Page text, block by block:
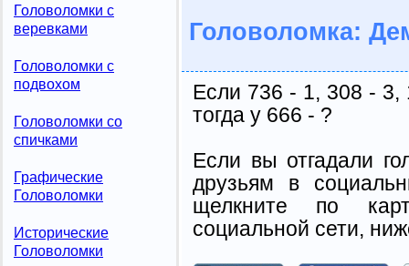
Головоломки с
веревками
Головоломки с
подвохом
Головоломки со
спичками
Графические
Головоломки
Исторические
Головоломки
Головоломка:
Если 736 - 1, 308 - 3,
тогда у 666 - ?
Если вы отгадали
друзьям в
щелкните по
социальной сети,